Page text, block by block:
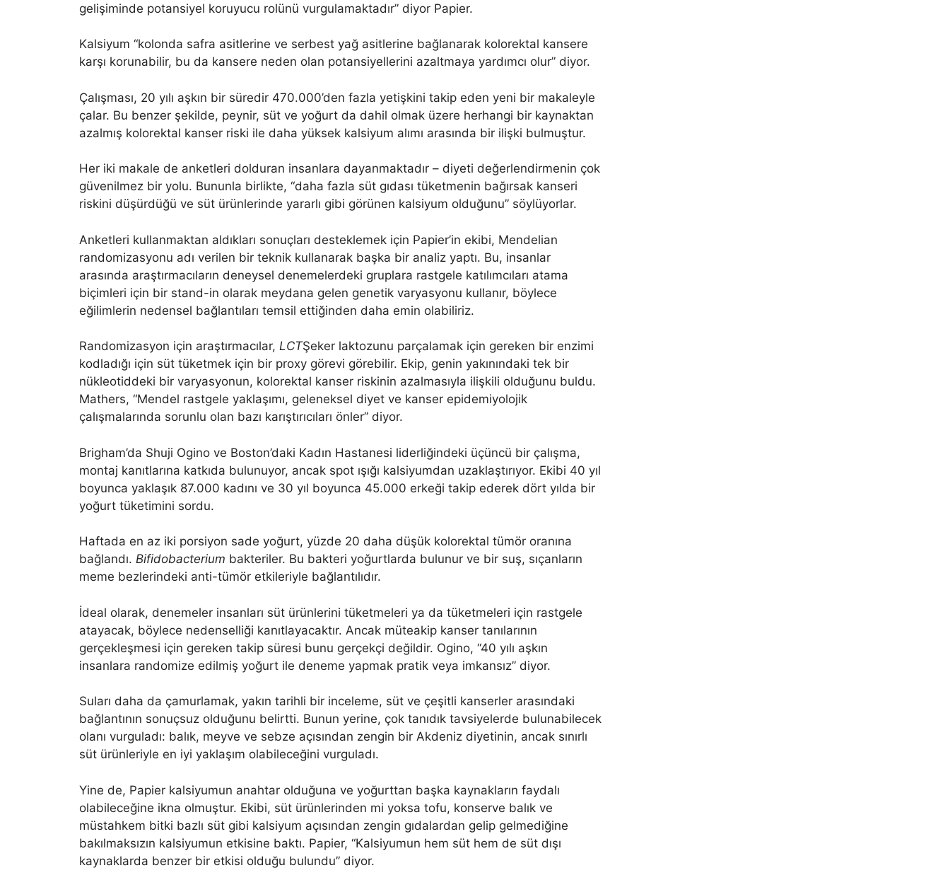
gelişiminde potansiyel koruyucu rolünü vurgulamaktadır” diyor Papier.
Kalsiyum “kolonda safra asitlerine ve serbest yağ asitlerine bağlanarak kolorektal kansere
karşı korunabilir, bu da kansere neden olan potansiyellerini azaltmaya yardımcı olur” diyor.
Çalışması, 20 yılı aşkın bir süredir 470.000’den fazla yetişkini takip eden yeni bir makaleyle
çalar. Bu benzer şekilde, peynir, süt ve yoğurt da dahil olmak üzere herhangi bir kaynaktan
azalmış kolorektal kanser riski ile daha yüksek kalsiyum alımı arasında bir ilişki bulmuştur.
Her iki makale de anketleri dolduran insanlara dayanmaktadır – diyeti değerlendirmenin çok
güvenilmez bir yolu. Bununla birlikte, “daha ​​fazla süt gıdası tüketmenin bağırsak kanseri
riskini düşürdüğü ve süt ürünlerinde yararlı gibi görünen kalsiyum olduğunu” söylüyorlar.
Anketleri kullanmaktan aldıkları sonuçları desteklemek için Papier’in ekibi, Mendelian
randomizasyonu adı verilen bir teknik kullanarak başka bir analiz yaptı. Bu, insanlar
arasında araştırmacıların deneysel denemelerdeki gruplara rastgele katılımcıları atama
biçimleri için bir stand-in olarak meydana gelen genetik varyasyonu kullanır, böylece
eğilimlerin nedensel bağlantıları temsil ettiğinden daha emin olabiliriz.
Randomizasyon için araştırmacılar, LCTŞeker laktozunu parçalamak için gereken bir enzimi
kodladığı için süt tüketmek için bir proxy görevi görebilir. Ekip, genin yakınındaki tek bir
nükleotiddeki bir varyasyonun, kolorektal kanser riskinin azalmasıyla ilişkili olduğunu buldu.
Mathers, “Mendel rastgele yaklaşımı, geleneksel diyet ve kanser epidemiyolojik
çalışmalarında sorunlu olan bazı karıştırıcıları önler” diyor.
Brigham’da Shuji Ogino ve Boston’daki Kadın Hastanesi liderliğindeki üçüncü bir çalışma,
montaj kanıtlarına katkıda bulunuyor, ancak spot ışığı kalsiyumdan uzaklaştırıyor. Ekibi 40 yıl
boyunca yaklaşık 87.000 kadını ve 30 yıl boyunca 45.000 erkeği takip ederek dört yılda bir
yoğurt tüketimini sordu.
Haftada en az iki porsiyon sade yoğurt, yüzde 20 daha düşük kolorektal tümör oranına
bağlandı. Bifidobacterium bakteriler. Bu bakteri yoğurtlarda bulunur ve bir suş, sıçanların
meme bezlerindeki anti-tümör etkileriyle bağlantılıdır.
İdeal olarak, denemeler insanları süt ürünlerini tüketmeleri ya da tüketmeleri için rastgele
atayacak, böylece nedenselliği kanıtlayacaktır. Ancak müteakip kanser tanılarının
gerçekleşmesi için gereken takip süresi bunu gerçekçi değildir. Ogino, “40 yılı aşkın
insanlara randomize edilmiş yoğurt ile deneme yapmak pratik veya imkansız” diyor.
Suları daha da çamurlamak, yakın tarihli bir inceleme, süt ve çeşitli kanserler arasındaki
bağlantının sonuçsuz olduğunu belirtti. Bunun yerine, çok tanıdık tavsiyelerde bulunabilecek
olanı vurguladı: balık, meyve ve sebze açısından zengin bir Akdeniz diyetinin, ancak sınırlı
süt ürünleriyle en iyi yaklaşım olabileceğini vurguladı.
Yine de, Papier kalsiyumun anahtar olduğuna ve yoğurttan başka kaynakların faydalı
olabileceğine ikna olmuştur. Ekibi, süt ürünlerinden mi yoksa tofu, konserve balık ve
müstahkem bitki bazlı süt gibi kalsiyum açısından zengin gıdalardan gelip gelmediğine
bakılmaksızın kalsiyumun etkisine baktı. Papier, “Kalsiyumun hem süt hem de süt dışı
kaynaklarda benzer bir etkisi olduğu bulundu” diyor.